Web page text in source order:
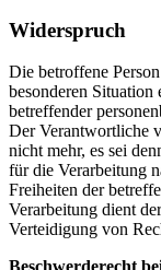
Widerspruch
Die betroffene
besonderen Situation
betreffender
Der Verantwortliche
nicht mehr, es sei
für die Verarbeitung
Freiheiten der
Verarbeitung dient
Verteidigung von